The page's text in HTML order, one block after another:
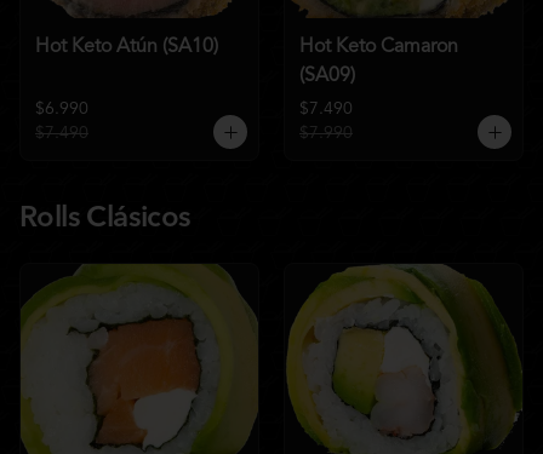
Hot Keto Atún (SA10)
$6.990
$7.490
Hot Keto Camaron
(SA09)
$7.490
$7.990
Rolls Clásicos